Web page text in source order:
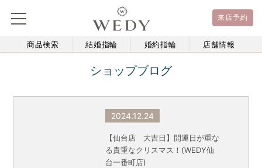
来店予約
商品検索 結婚指輪 婚約指輪 店舗情報
ショップブログ
2024.12.24
【仙台店 大吉日】開運日が重な
る貴重なクリスマス！(WEDY仙
台一番町店)